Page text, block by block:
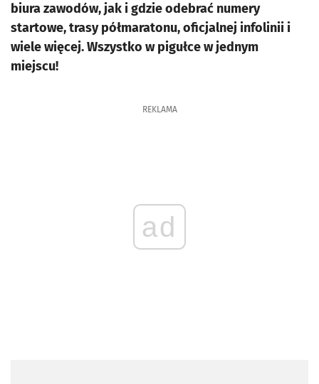
biura zawodów, jak i gdzie odebrać numery
startowe, trasy półmaratonu, oficjalnej infolinii i
wiele więcej. Wszystko w pigułce w jednym
miejscu!
REKLAMA
ad